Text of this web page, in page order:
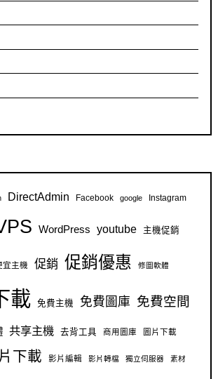
DirectAdmin Facebook google Instagram
WordPress youtube 主機促銷
宜主機 促銷 促銷優惠 修圖軟體
載 免費主機 免費圖庫 免費空間
共享主機 去背工具 商用圖庫 圖片下載
下載 影片編輯 影片轉檔 獨立伺服器 素材